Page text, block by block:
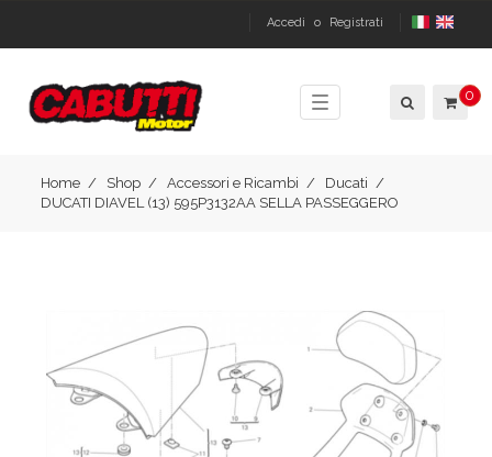
Accedi o Registrati
Toggle
navigation
0
Home Shop Accessori e Ricambi
Ducati
DUCATI DIAVEL (13) 595P3132AA SELLA PASSEGGERO